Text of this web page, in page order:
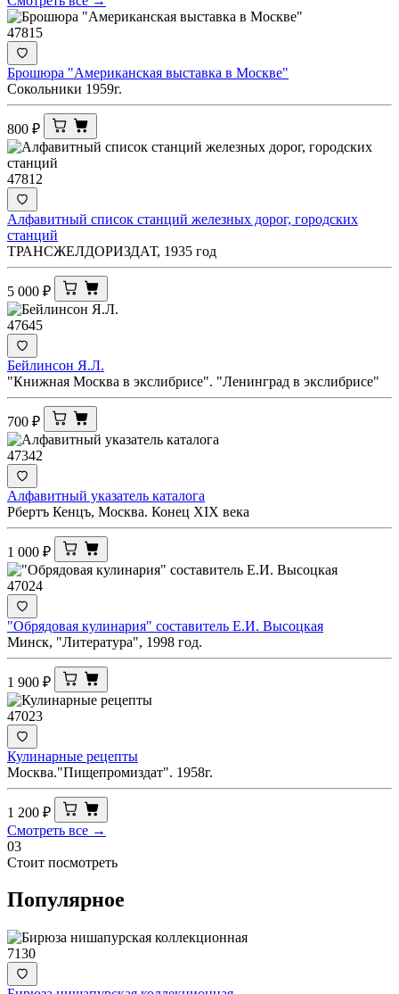
47815
Брошюра "Американская выставка в Москве"
Сокольники 1959г.
800 ₽
47812
Алфавитный список станций железных дорог, городских
станций
ТРАНСЖЕЛДОРИЗДАТ, 1935 год
5 000 ₽
47645
Бейлинсон Я.Л.
"Книжная Москва в экслибрисе". "Ленинград в экслибрисе"
700 ₽
47342
Алфавитный указатель каталога
Рбертъ Кенцъ, Москва. Конец XIX века
1 000 ₽
47024
"Обрядовая кулинария" составитель Е.И. Высоцкая
Минск, "Литература", 1998 год.
1 900 ₽
47023
Кулинарные рецепты
Москва."Пищепромиздат". 1958г.
1 200 ₽
Смотреть все →
03
Стоит посмотреть
Популярное
7130